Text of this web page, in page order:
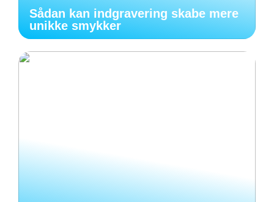
Sådan kan indgravering skabe mere
unikke smykker